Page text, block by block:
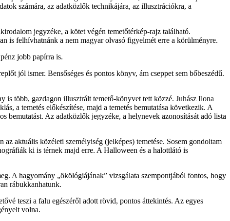
számára, az adatközlők technikájára, az illusztrációkra, a
jegyzéke, a kötet végén temetőtérkép-rajz található.
is felhívhatnánk a nem magyar olvasó figyelmét erre a körülményre.
jobb papírra is.
jól ismer. Bensőséges és pontos könyv, ám cseppet sem bőbeszédű.
is több, gazdagon illusztrált temető-könyvet tett közzé. Juhász Ilona
a temetés előkészítése, majd a temetés bemutatása következik. A
bemutatást. Az adatközlők jegyzéke, a helynevek azonosítását adó lista
aktuális közéleti személyiség (jelképes) temetése. Sosem gondoltam
ki is térnek majd erre. A Halloween és a halottlátó is
A hagyomány „ökölógiájának” vizsgálata szempontjából fontos, hogy
rábukkanhatunk.
teszi a falu egészéről adott rövid, pontos áttekintés. Az egyes
volna.